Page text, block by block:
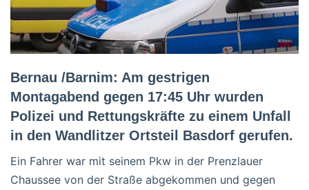
Bernau /Barnim: Am gestrigen
Montagabend gegen 17:45 Uhr wurden
Polizei und Rettungskräfte zu einem Unfall
in den Wandlitzer Ortsteil Basdorf gerufen.
Ein Fahrer war mit seinem Pkw in der Prenzlauer
Chaussee von der Straße abgekommen und gegen